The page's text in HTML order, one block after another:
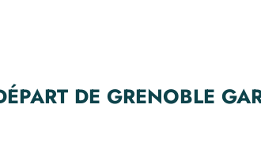
DE GRENOBLE